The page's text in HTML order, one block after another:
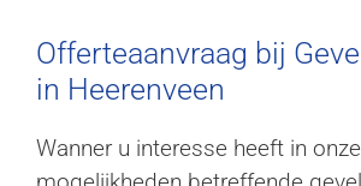
Offerteaanvraag bij
in Heerenveen
Wanner u interesse heeft in onze